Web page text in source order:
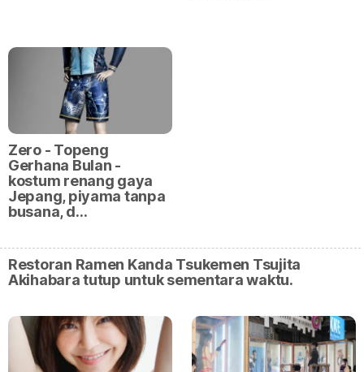
Zero - Topeng
Gerhana Bulan -
kostum renang gaya
Jepang, piyama tanpa
busana, d…
Restoran Ramen Kanda Tsukemen Tsujita
Akihabara tutup untuk sementara waktu.